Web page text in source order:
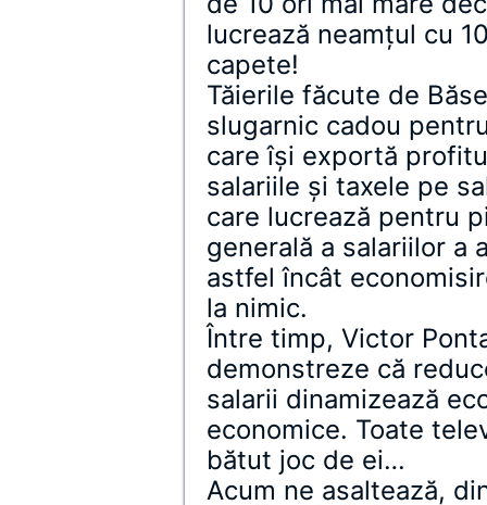
lucrează neamțul cu
capete!
Tăierile făcute de
slugarnic cadou
care își exportă
salariile și taxele pe
care lucrează pentru
generală a salariilor a
astfel încât
la nimic.
Între timp, Victor
demonstreze că
salarii dinamizează
economice. Toate
bătut joc de ei…
Acum ne asaltează,